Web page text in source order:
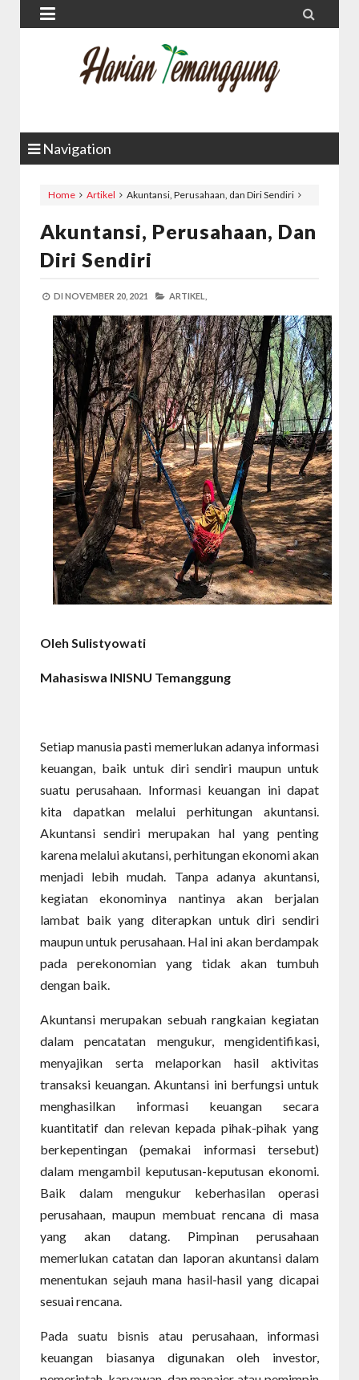
 
Navigation
Home Artikel Akuntansi, Perusahaan, dan Diri Sendiri
Akuntansi, Perusahaan, Dan
Diri Sendiri
DI NOVEMBER 20, 2021 ARTIKEL,
Oleh Sulistyowati
Mahasiswa INISNU Temanggung
Setiap manusia pasti memerlukan adanya informasi
keuangan, baik untuk diri sendiri maupun untuk
suatu perusahaan. Informasi keuangan ini dapat
kita dapatkan melalui perhitungan akuntansi.
Akuntansi sendiri merupakan hal yang penting
karena melalui akutansi, perhitungan ekonomi akan
menjadi lebih mudah. Tanpa adanya akuntansi,
kegiatan ekonominya nantinya akan berjalan
lambat baik yang diterapkan untuk diri sendiri
maupun untuk perusahaan. Hal ini akan berdampak
pada perekonomian yang tidak akan tumbuh
dengan baik.
Akuntansi merupakan sebuah rangkaian kegiatan
dalam pencatatan mengukur, mengidentifikasi,
menyajikan serta melaporkan hasil aktivitas
transaksi keuangan. Akuntansi ini berfungsi untuk
menghasilkan informasi keuangan secara
kuantitatif dan relevan kepada pihak-pihak yang
berkepentingan (pemakai informasi tersebut)
dalam mengambil keputusan-keputusan ekonomi.
Baik dalam mengukur keberhasilan operasi
perusahaan, maupun membuat rencana di masa
yang akan datang. Pimpinan perusahaan
memerlukan catatan dan laporan akuntansi dalam
menentukan sejauh mana hasil-hasil yang dicapai
sesuai rencana.
Pada suatu bisnis atau perusahaan, informasi
keuangan biasanya digunakan oleh investor,